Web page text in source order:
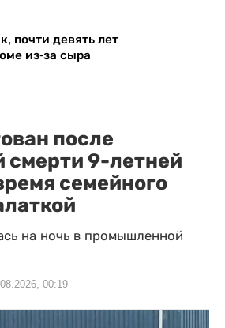
почти девять лет
из-за сыра
после
смерти 9-летней
семейного
на ночь в промышленной
00:19